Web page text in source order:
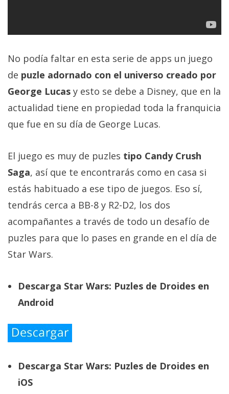
No podía faltar en esta serie de apps un juego
de puzle adornado con el universo creado por
George Lucas y esto se debe a Disney, que en la
actualidad tiene en propiedad toda la franquicia
que fue en su día de George Lucas.
El juego es muy de puzles tipo Candy Crush
Saga, así que te encontrarás como en casa si
estás habituado a ese tipo de juegos. Eso sí,
tendrás cerca a BB-8 y R2-D2, los dos
acompañantes a través de todo un desafío de
puzles para que lo pases en grande en el día de
Star Wars.
Descarga Star Wars: Puzles de Droides en
Android
Descarga Star Wars: Puzles de Droides en
iOS